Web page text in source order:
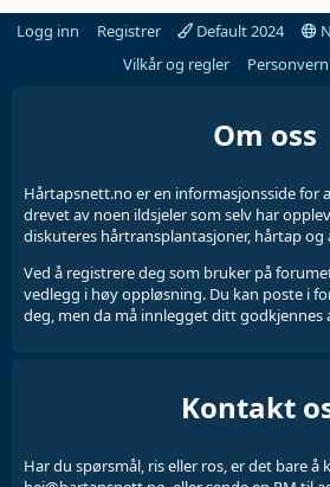
Logg inn Registrer Default 2024
Vilkår og regler
Om oss
Hårtapsnett.no er en informasjonsside for
drevet av noen ildsjeler som selv har
diskuteres hårtransplantasjoner, hårtap
Ved å registrere deg som bruker på
vedlegg i høy oppløsning. Du kan poste i
deg, men da må innlegget ditt godkjennes
Kontakt
Har du spørsmål, ris eller ros, er det bare å